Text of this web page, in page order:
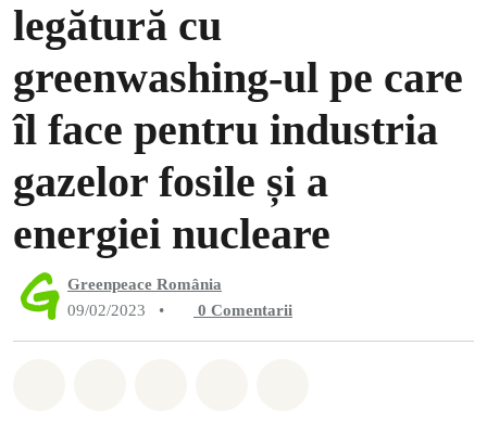
legătură cu
greenwashing-ul pe care
îl face pentru industria
gazelor fosile și a
energiei nucleare
Greenpeace România
09/02/2023
• 0 Comentarii